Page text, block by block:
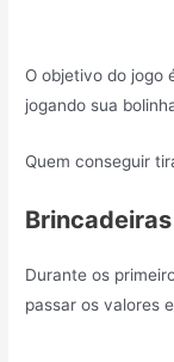
O objetivo do jogo
jogando sua
Quem conseguir
Durante os
passar os valores